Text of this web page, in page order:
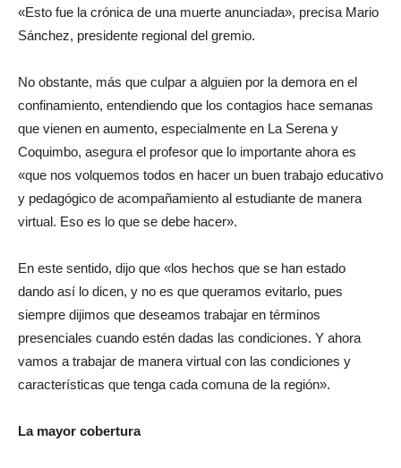
«Esto fue la crónica de una muerte anunciada», precisa Mario
Sánchez, presidente regional del gremio.
No obstante, más que culpar a alguien por la demora en el
confinamiento, entendiendo que los contagios hace semanas
que vienen en aumento, especialmente en La Serena y
Coquimbo, asegura el profesor que lo importante ahora es
«que nos volquemos todos en hacer un buen trabajo educativo
y pedagógico de acompañamiento al estudiante de manera
virtual. Eso es lo que se debe hacer».
En este sentido, dijo que «los hechos que se han estado
dando así lo dicen, y no es que queramos evitarlo, pues
siempre dijimos que deseamos trabajar en términos
presenciales cuando estén dadas las condiciones. Y ahora
vamos a trabajar de manera virtual con las condiciones y
características que tenga cada comuna de la región».
La mayor cobertura